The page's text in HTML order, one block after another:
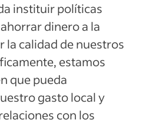
instituir políticas
dinero a la
la calidad de nuestros
estamos
que pueda
gasto local y
con los